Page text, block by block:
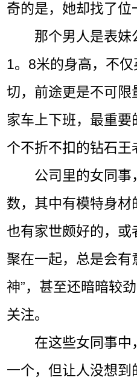
奇的是，她却找了位
那个男人是表妹
1。8米的身高，不
切，前途更是不可限
家车上下班，最重
个不折不扣的钻石王
公司里的女同事
数，其中有模特身材
也有家世颇好的，或
聚在一起，总是会有
神”，甚至还暗暗较
关注。
在这些女同事中
一个，但让人没想到